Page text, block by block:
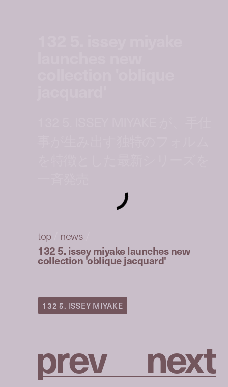
top/ news
132 5. issey miyake launches new
collection 'oblique jacquard'
132 5. ISSEY MIYAKE
prev next